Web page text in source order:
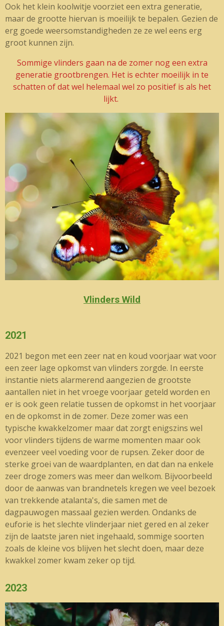
Ook het klein koolwitje voorziet een extra generatie,
maar de grootte hiervan is moeilijk te bepalen. Gezien de
erg goede weersomstandigheden ze ze wel eens erg
groot kunnen zijn.
Sommige vlinders gaan na de zomer nog een extra
generatie grootbrengen. Het is echter moeilijk in te
schatten of dat wel helemaal wel zo positief is als het
lijkt.
Vlinders Wild
2021
2021 begon met een zeer nat en koud voorjaar wat voor
een zeer lage opkomst van vlinders zorgde. In eerste
instantie niets alarmerend aangezien de grootste
aantallen niet in het vroege voorjaar geteld worden en
er is ook geen relatie tussen de opkomst in het voorjaar
en de opkomst in de zomer. Deze zomer was een
typische kwakkelzomer maar dat zorgt enigszins wel
voor vlinders tijdens de warme momenten maar ook
evenzeer veel voeding voor de rupsen. Zeker door de
sterke groei van de waardplanten, en dat dan na enkele
zeer droge zomers was meer dan welkom. Bijvoorbeeld
door de aanwas van brandnetels kregen we veel bezoek
van trekkende atalanta's, die samen met de
dagpauwogen massaal gezien werden. Ondanks de
euforie is het slechte vlinderjaar niet gered en al zeker
zijn de laatste jaren niet ingehaald, sommige soorten
zoals de kleine vos blijven het slecht doen, maar deze
kwakkel zomer kwam zeker op tijd.
2023